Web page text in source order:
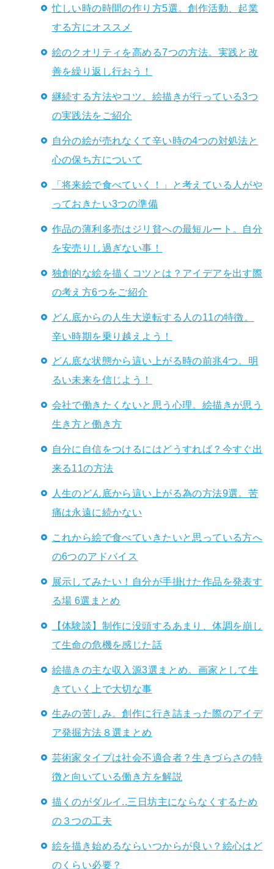
忙しい時の時間の作り方5選。創作活動、起業
する方にオススメ
絵のクオリティを高める7つの方法。実践と改
善を繰り返し行おう！
継続する方法やコツ。絵描きが行っている3つ
の実践法をご紹介
自分の絵が売れなくて辛い時の4つの対処法と
心の保ち方について
「将来絵で食べていく！」と考えている人がや
っておきたい3つの準備
作品の薄利多売はジリ貧への最短ルート。自分
を安売りし過ぎない事！
独創的な絵を描くコツとは？アイデアを出す際
の考え方6つをご紹介
どん底からの人生大逆転する人の11の特徴。
辛い時期を乗り越えよう！
どん底な状態から這い上がる時の前兆4つ。明
るい未来を信じよう！
会社で働きたくないと思う心理。絵描きが思う
生き方と働き方
自分に自信をつけるにはどうすれば？今すぐ出
来る11の方法
人生のどん底から這い上がる為の方法9選。苦
痛は永遠に続かない
これから絵で食べていきたいと思っている方へ
の6つのアドバイス
展示してみたい！自分が手掛けた作品を発表す
る場 6選まとめ
【体験談】制作に没頭するあまり、体調を崩し
て生命の危機を感じた話
絵描きの主な収入源3選まとめ。画家として生
きていく上で大切な事
生みの苦しみ。創作に行き詰まった際のアイデ
ア発掘方法８選まとめ
芸術家タイプは社会不適合者？生きづらさの特
徴と向いている働き方を解説
描くのがダルイ..三日坊主にならなくするため
の３つの工夫
絵を描き始めるならいつからが良い？絵心はど
のくらい必要？